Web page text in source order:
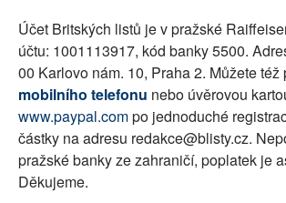
Účet Britských listů je v pražské
účtu: 1001113917, kód banky 5500.
00 Karlovo nám. 10, Praha 2. Můžete též
mobilního telefonu nebo úvěrovou
www.paypal.compo jednoduché
částky na adresu redakce@blisty.cz.
pražské banky ze zahraničí, poplatek je
Děkujeme.